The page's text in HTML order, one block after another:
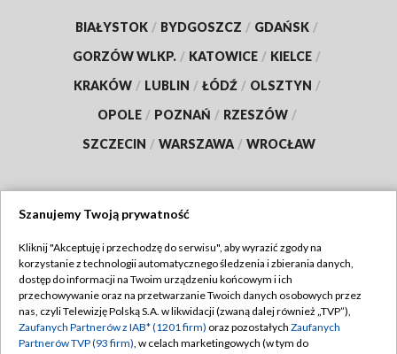
BIAŁYSTOK / BYDGOSZCZ / GDAŃSK /
GORZÓW WLKP. / KATOWICE / KIELCE /
KRAKÓW / LUBLIN / ŁÓDŹ / OLSZTYN /
OPOLE / POZNAŃ / RZESZÓW /
SZCZECIN / WARSZAWA / WROCŁAW
TVP
Abonament TVP
Emisja w TVP
Regulamin TVP
Polityka prywatności
Szanujemy Twoją prywatność
Kliknij "Akceptuję i przechodzę do serwisu", aby wyrazić zgody na
korzystanie z technologii automatycznego śledzenia i zbierania danych,
dostęp do informacji na Twoim urządzeniu końcowym i ich
przechowywanie oraz na przetwarzanie Twoich danych osobowych przez
nas, czyli Telewizję Polską S.A. w likwidacji (zwaną dalej również „TVP”),
Zaufanych Partnerów z IAB* (1201 firm) oraz pozostałych Zaufanych
Partnerów TVP (93 firm), w celach marketingowych (w tym do